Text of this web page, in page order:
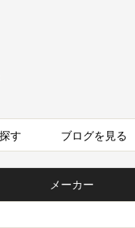
す ブログを見る
メーカー